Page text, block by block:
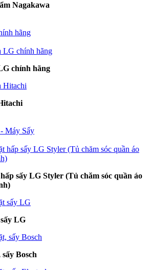
Nagakawa
hãng
chính hãng
Máy Sấy
sấy LG Styler (Tủ chăm sóc quần áo
LG
Bosch